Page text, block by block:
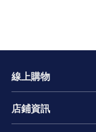
線上購物
店鋪資訊